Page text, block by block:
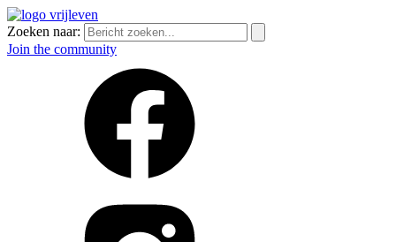
Zoeken naar:
Join the community